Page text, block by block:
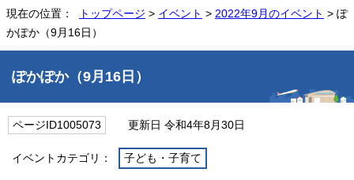
現在の位置： トップページ > イベント > 2022年9月のイベント > ぽ
かぽか（9月16日）
ぽかぽか（9月16日）
ページID1005073 更新日 令和4年8月30日
イベントカテゴリ： 子ども・子育て